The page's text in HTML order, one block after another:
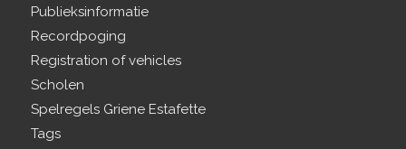
Publieksinformatie
Recordpoging
Registration of vehicles
Scholen
Spelregels Griene Estafette
Tags